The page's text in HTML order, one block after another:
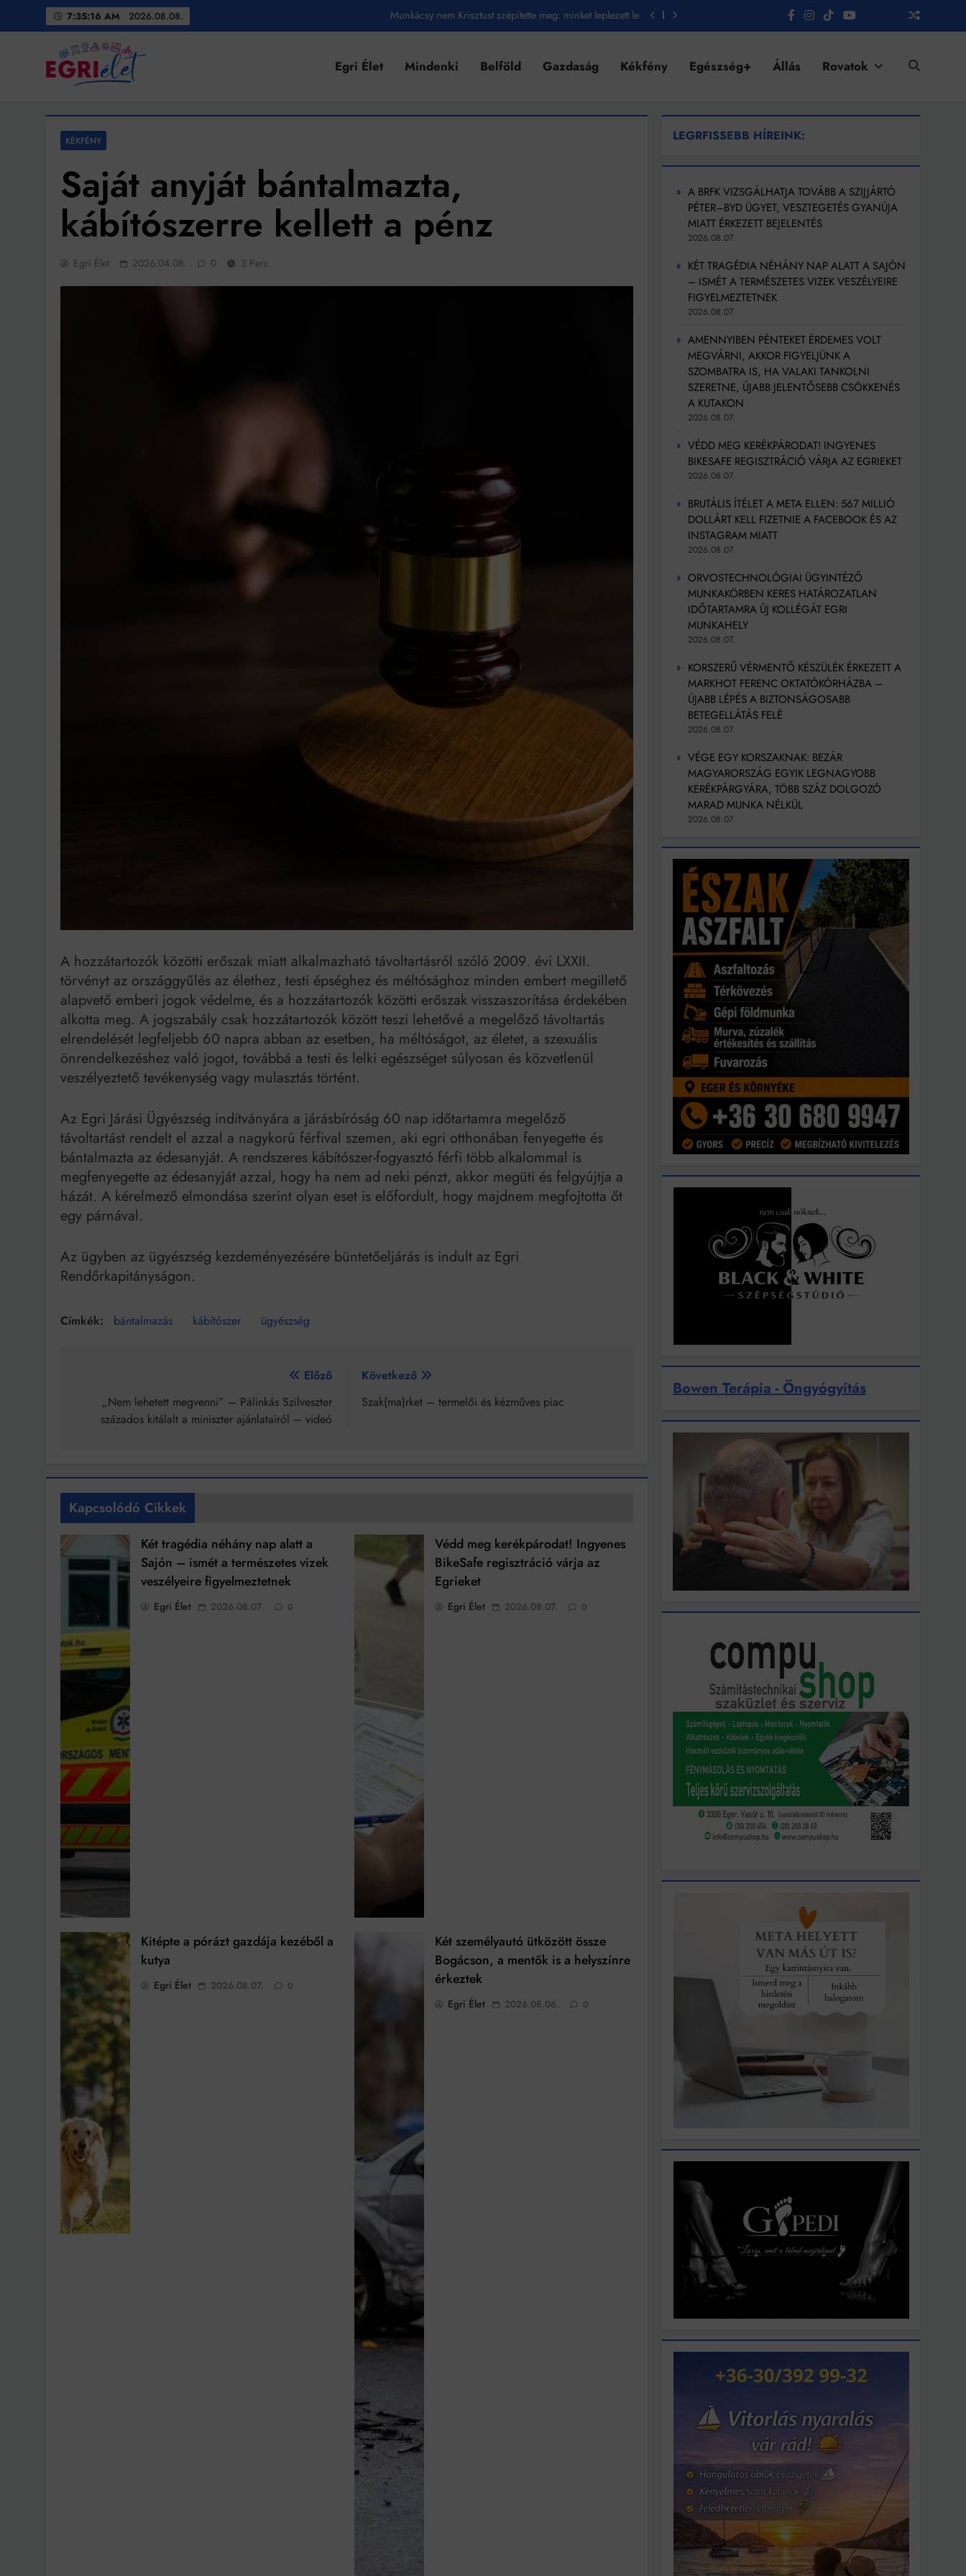
7:35:18 AM 2026.08.08.
Munkácsy nem Krisztust szépítette meg: minket leplezett le
Amikor a Tetris boldogabbá tesz, mint a szerelem
Az ördög még mindig Pradát visel. De te miért öltözöl hozzá?
Mindenki a világot akarja uralni – de nem csak a 80-as években
Létezik tökéletes élet: Truman is elhitte
Karinthy Frigyes: a zseni, aki belenézett a saját koponyájába
Mindenki a világot akarja uralni – de nem csak a 80-as években
Bitumenes lapostetők: a bevált technológia akkor működik, ha jól van felújítva
Egri Élet
Egri Élet Mindenki Belföld Gazdaság Kékfény Egészség+ Állás Rovatok
KÉKFÉNY
Saját anyját bántalmazta,
kábítószerre kellett a pénz
Egri Élet 2026.04.08. 0 3 Perc
A hozzátartozók közötti erőszak miatt alkalmazható távoltartásról szóló 2009. évi LXXII.
törvényt az országgyűlés az élethez, testi épséghez és méltósághoz minden embert megillető
alapvető emberi jogok védelme, és a hozzátartozók közötti erőszak visszaszorítása érdekében
alkotta meg. A jogszabály csak hozzátartozók között teszi lehetővé a megelőző távoltartás
elrendelését legfeljebb 60 napra abban az esetben, ha méltóságot, az életet, a szexuális
önrendelkezéshez való jogot, továbbá a testi és lelki egészséget súlyosan és közvetlenül
veszélyeztető tevékenység vagy mulasztás történt.
Az Egri Járási Ügyészség indítványára a járásbíróság 60 nap időtartamra megelőző
távoltartást rendelt el azzal a nagykorú férfival szemen, aki egri otthonában fenyegette és
bántalmazta az édesanyját. A rendszeres kábítószer-fogyasztó férfi több alkalommal is
megfenyegette az édesanyját azzal, hogy ha nem ad neki pénzt, akkor megüti és felgyújtja a
házát. A kérelmező elmondása szerint olyan eset is előfordult, hogy majdnem megfojtotta őt
egy párnával.
Az ügyben az ügyészség kezdeményezésére büntetőeljárás is indult az Egri
Rendőrkapitányságon.
bántalmazás kábítószer ügyészség
navigáció
Előző
„Nem lehetett megvenni” – Pálinkás Szilveszter
százados kitálalt a miniszter ajánlatairól – videó
Következő
Szak(ma)rket – termelői és kézműves piac
Kapcsolódó Cikkek
Két tragédia néhány nap alatt a
Sajón – ismét a természetes vizek
veszélyeire figyelmeztetnek
Egri Élet 2026.08.07. 0
Védd meg kerékpárodat! Ingyenes
BikeSafe regisztráció várja az
Egrieket
Egri Élet 2026.08.07. 0
Kitépte a pórázt gazdája kezéből a
kutya
Egri Élet 2026.08.07. 0
Két személyautó ütközött össze
Bogácson, a mentők is a helyszínre
érkeztek
Egri Élet 2026.08.06. 0
LEGRFISSEBB HÍREINK:
A BRFK VIZSGÁLHATJA TOVÁBB A SZIJJÁRTÓ
PÉTER–BYD ÜGYET, VESZTEGETÉS GYANÚJA
MIATT ÉRKEZETT BEJELENTÉS
2026.08.07.
KÉT TRAGÉDIA NÉHÁNY NAP ALATT A SAJÓN
– ISMÉT A TERMÉSZETES VIZEK VESZÉLYEIRE
FIGYELMEZTETNEK
2026.08.07.
AMENNYIBEN PÉNTEKET ÉRDEMES VOLT
MEGVÁRNI, AKKOR FIGYELJÜNK A
SZOMBATRA IS, HA VALAKI TANKOLNI
SZERETNE, ÚJABB JELENTŐSEBB CSÖKKENÉS
A KUTAKON
2026.08.07.
VÉDD MEG KERÉKPÁRODAT! INGYENES
BIKESAFE REGISZTRÁCIÓ VÁRJA AZ EGRIEKET
2026.08.07.
BRUTÁLIS ÍTÉLET A META ELLEN: 567 MILLIÓ
DOLLÁRT KELL FIZETNIE A FACEBOOK ÉS AZ
INSTAGRAM MIATT
2026.08.07.
ORVOSTECHNOLÓGIAI ÜGYINTÉZŐ
MUNKAKÖRBEN KERES HATÁROZATLAN
IDŐTARTAMRA ÚJ KOLLÉGÁT EGRI
MUNKAHELY
2026.08.07.
KORSZERŰ VÉRMENTŐ KÉSZÜLÉK ÉRKEZETT A
MARKHOT FERENC OKTATÓKÓRHÁZBA –
ÚJABB LÉPÉS A BIZTONSÁGOSABB
BETEGELLÁTÁS FELÉ
2026.08.07.
VÉGE EGY KORSZAKNAK: BEZÁR
MAGYARORSZÁG EGYIK LEGNAGYOBB
KERÉKPÁRGYÁRA, TÖBB SZÁZ DOLGOZÓ
MARAD MUNKA NÉLKÜL
2026.08.07.
Bowen Terápia - Öngyógyítás